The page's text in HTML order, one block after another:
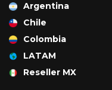
Argentina
Chile
Colombia
LATAM
Reseller MX